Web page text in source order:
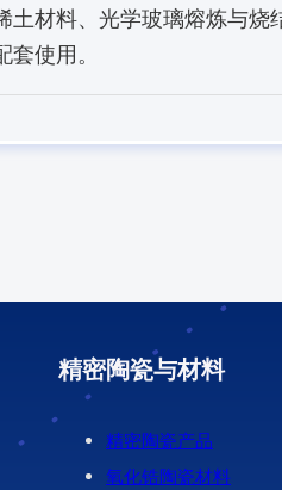
土材料、光学玻璃熔炼与
使用。
精密陶瓷与材料
精密陶瓷产品
氧化锆陶瓷材料